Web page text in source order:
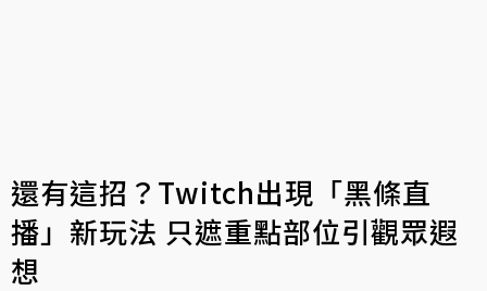
還有這招？Twitch出現「黑條直
播」新玩法 只遮重點部位引觀眾遐
想